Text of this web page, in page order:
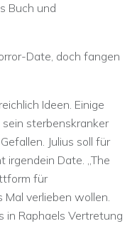
Buch und
Date, doch fangen
Ideen. Einige
sterbenskranker
Julius soll für
irgendein Date. „The
für
verlieben wollen.
in Raphaels Vertretung